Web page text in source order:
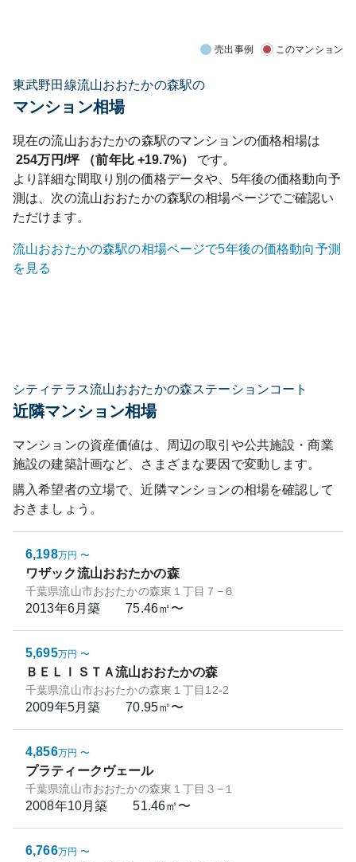
売出事例 このマンション
東武野田線流山おおたかの森駅の
マンション相場
現在の流山おおたかの森駅のマンションの価格相場は
254万円/坪 （前年比 +19.7%）
です。
より詳細な間取り別の価格データや、5年後の価格動向予
測は、次の流山おおたかの森駅の相場ページでご確認い
ただけます。
流山おおたかの森駅の相場ページで5年後の価格動向予測
を見る
シティテラス流山おおたかの森ステーションコート
近隣マンション相場
マンションの資産価値は、周辺の取引や公共施設・商業
施設の建築計画など、さまざまな要因で変動します。
購入希望者の立場で、近隣マンションの相場を確認して
おきましょう。
6,198万円 〜
ワザック流山おおたかの森
千葉県流山市おおたかの森東１丁目７−６
2013年6月築 75.46㎡〜
5,695万円 〜
ＢＥＬＩＳＴＡ流山おおたかの森
千葉県流山市おおたかの森東１丁目12-2
2009年5月築 70.95㎡〜
4,856万円 〜
プラティークヴェール
千葉県流山市おおたかの森東１丁目３−１
2008年10月築 51.46㎡〜
6,766万円 〜